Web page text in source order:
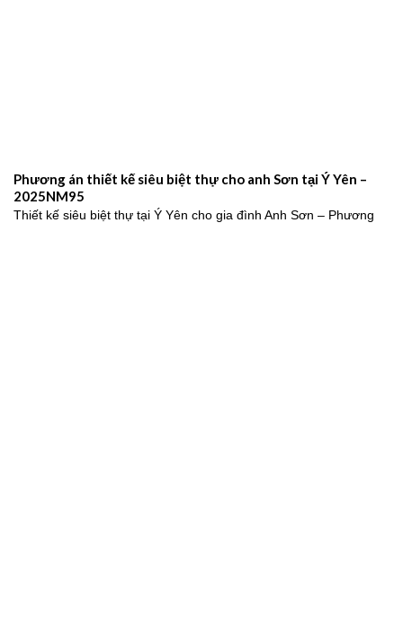
Phương án thiết kế siêu biệt thự cho anh Sơn tại Ý Yên –
2025NM95
Thiết kế siêu biệt thự tại Ý Yên cho gia đình Anh Sơn – Phương